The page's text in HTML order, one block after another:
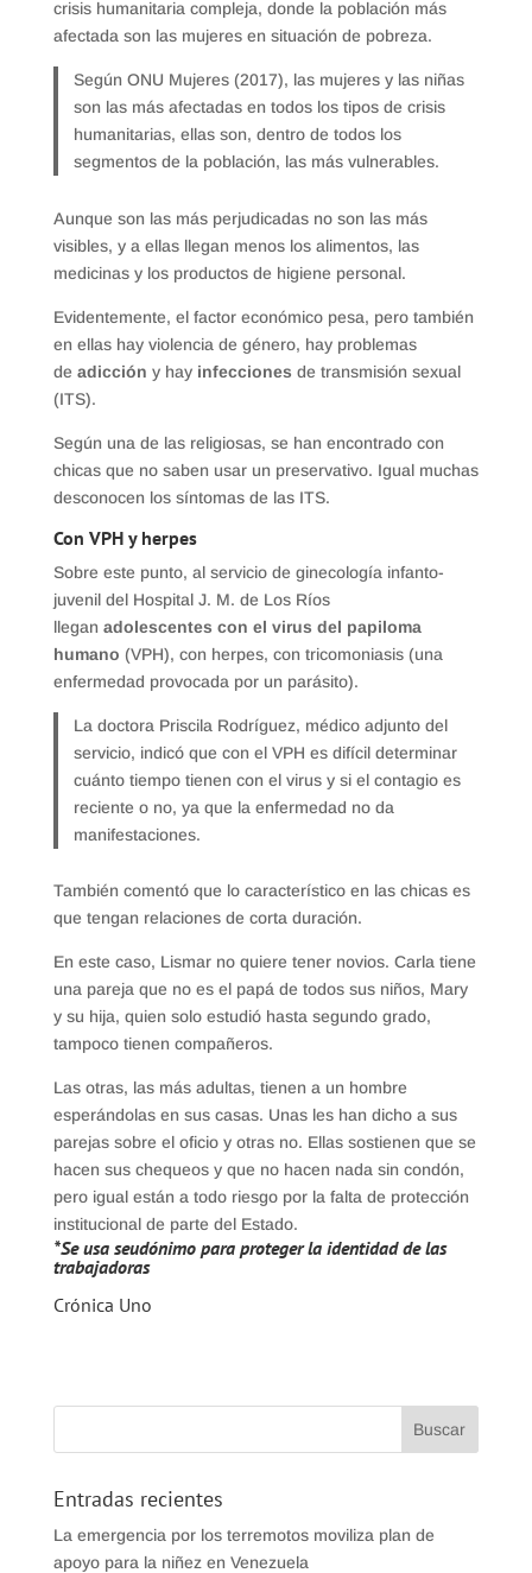
crisis humanitaria compleja, donde la población más
afectada son las mujeres en situación de pobreza.
Según ONU Mujeres (2017), las mujeres y las niñas
son las más afectadas en todos los tipos de crisis
humanitarias, ellas son, dentro de todos los
segmentos de la población, las más vulnerables.
Aunque son las más perjudicadas no son las más
visibles, y a ellas llegan menos los alimentos, las
medicinas y los productos de higiene personal.
Evidentemente, el factor económico pesa, pero también
en ellas hay violencia de género, hay problemas
de adicción y hayinfecciones de transmisión sexual
(ITS).
Según una de las religiosas, se han encontrado con
chicas que no saben usar un preservativo. Igual muchas
desconocen los síntomas de las ITS.
Con VPH y herpes
Sobre este punto, al servicio de ginecología infanto-
juvenil del Hospital J. M. de Los Ríos
llegan adolescentes con el virus del papiloma
humano (VPH), con herpes, con tricomoniasis (una
enfermedad provocada por un parásito).
La doctora Priscila Rodríguez, médico adjunto del
servicio, indicó que con el VPH es difícil determinar
cuánto tiempo tienen con el virus y si el contagio es
reciente o no, ya que la enfermedad no da
manifestaciones.
También comentó que lo característico en las chicas es
que tengan relaciones de corta duración.
En este caso, Lismar no quiere tener novios. Carla tiene
una pareja que no es el papá de todos sus niños, Mary
y su hija, quien solo estudió hasta segundo grado,
tampoco tienen compañeros.
Las otras, las más adultas, tienen a un hombre
esperándolas en sus casas. Unas les han dicho a sus
parejas sobre el oficio y otras no. Ellas sostienen que se
hacen sus chequeos y que no hacen nada sin condón,
pero igual están a todo riesgo por la falta de protección
institucional de parte del Estado.
*Se usa seudónimo para proteger la identidad de las
trabajadoras
Crónica Uno
Entradas recientes
La emergencia por los terremotos moviliza plan de
apoyo para la niñez en Venezuela